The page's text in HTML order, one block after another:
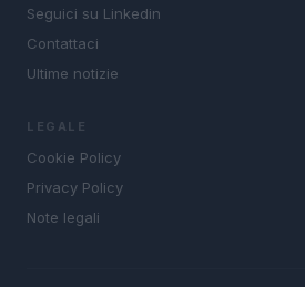
Seguici su Linkedin
Contattaci
Ultime notizie
LEGALE
Cookie Policy
Privacy Policy
Note legali